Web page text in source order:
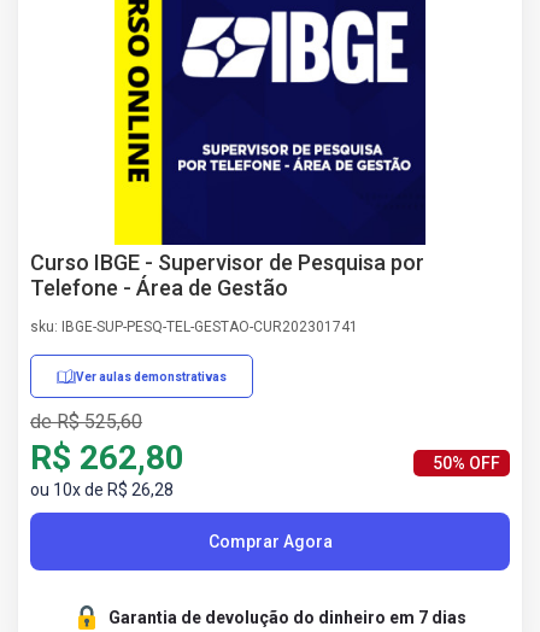
Curso IBGE - Supervisor de Pesquisa por
Telefone - Área de Gestão
sku: IBGE-SUP-PESQ-TEL-GESTAO-CUR202301741
Ver aulas demonstrativas
de R$ 525,60
R$ 262,80
ou 10x de R$ 26,28
50% OFF
Comprar Agora
Garantia de devolução do dinheiro em 7 dias